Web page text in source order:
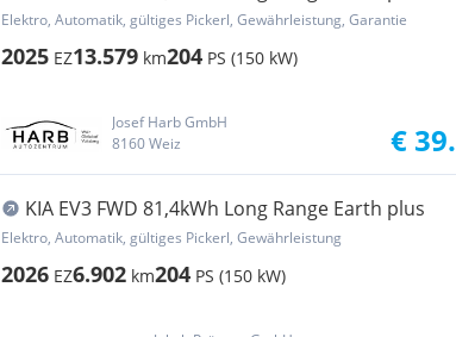
Elektro, Automatik, gültiges Pickerl, Gewährleistung, Garantie
2025 EZ13.579 km204 PS (150 kW)
Josef Harb GmbH
8160 Weiz
€
KIA EV3 FWD 81,4kWh Long Range Earth plus
Elektro, Automatik, gültiges Pickerl, Gewährleistung
2026 EZ6.902 km204 PS (150 kW)